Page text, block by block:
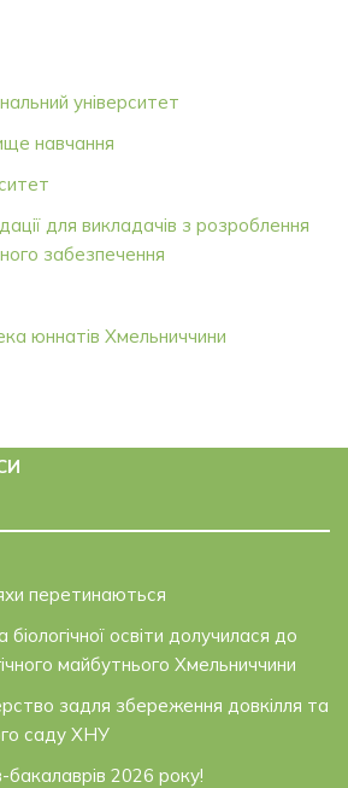
університет
навчання
для викладачів з розроблення
забезпечення
юннатів Хмельниччини
перетинаються
освіти долучилася до
майбутнього Хмельниччини
задля збереження довкілля та
саду ХНУ
бакалаврів 2026 року!